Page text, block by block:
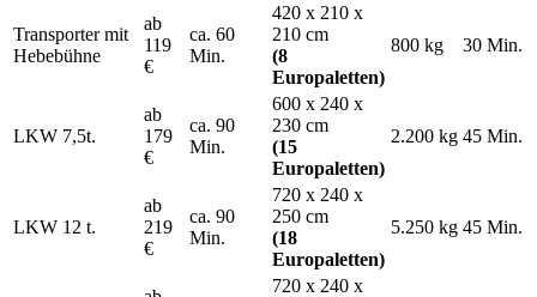
Transporter mit
Hebebühne
ab
119
€
ca. 60
Min.
420 x 210 x
210 cm
(8
Europaletten)
800 kg 30 Min.
LKW 7,5t.
ab
179
€
ca. 90
Min.
600 x 240 x
230 cm
(15
Europaletten)
2.200 kg 45 Min.
LKW 12 t.
ab
219
€
ca. 90
Min.
720 x 240 x
250 cm
(18
Europaletten)
5.250 kg 45 Min.
720 x 240 x